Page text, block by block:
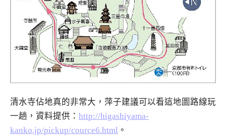
清水寺佔地真的非常大，萍子建議可以看這地圖路線玩
一趟，資料提供： http://higashiyama-
kanko.jp/pickup/cource6.html 。